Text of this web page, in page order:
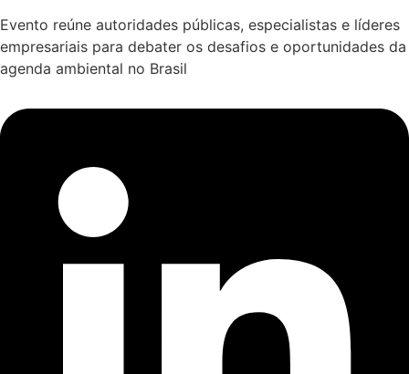
Evento reúne autoridades públicas, especialistas e líderes
empresariais para debater os desafios e oportunidades da
agenda ambiental no Brasil